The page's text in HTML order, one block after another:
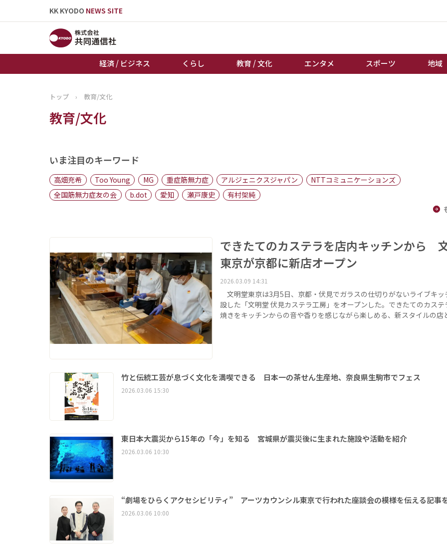
KK KYODO NEWS SITE
経済 / ビジネス くらし 教育 / 文化 エンタメ スポーツ 地域
トップページ
お知らせ
地域
キーパーソン
棋王戦
トップ › 教育/文化
教育/文化
いま注目のキーワード
高畑充希 Too Young MG 重症筋無力症 アルジェニクスジャパン
NTTコミュニケーションズ
全国筋無力症友の会
b.dot 愛知 瀬戸康史
有村架純
できたてのカステラを店内キッチンから
東京が京都に新店オープン
2026.03.09 14:31
文明堂東京は3月5日、京都・伏見でガラスの仕切りがないライブキッ
設した「文明堂 伏見カステラ工房」をオープンした。できたてのカステ
焼きをキッチンからの音や香りを感じながら楽しめる、新スタイルの
竹と伝統工芸が息づく文化を満喫できる 日本一の茶せん生産地、奈良県生駒市でフェス
2026.03.06 15:30
東日本大震災から15年の「今」を知る 宮城県が震災後に生まれた施設や活動を紹介
2026.03.06 10:30
“劇場をひらくアクセシビリティ” アーツカウンシル東京で行われた座談会の模様を伝える記事
2026.03.06 10:00